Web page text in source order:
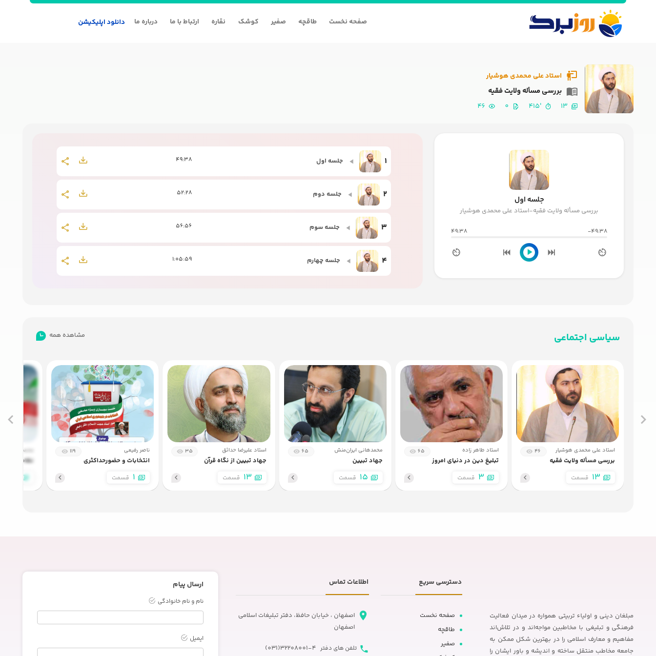
صفحه نخست طاقچه صفیر کوشک نقاره ارتباط با ما درباره ما دانلود اپلیکیشن
استاد علی محمدی هوشیار
بررسی مسأله ولایت فقیه
13
'415
0
46
جلسه اول
بررسی مسأله ولایت فقیه-استاد علی محمدی هوشیار
-49:38
49:38
1 جلسه اول 49:38
2 جلسه دوم 52:28
3 جلسه سوم 56:56
4 جلسه چهارم 1:05:59
جلسه هشتم 32:39
9 جلسه نهم
10
11
سیاسی اجتماعی مشاهده همه
استاد علی محمدی هوشیار 46
بررسی مسأله ولایت فقیه
13 قسمت
استاد طاهر زاده 65
تبلیغ دین در دنیای امروز
3 قسمت
محمدهانی ایران‌منش 65
جهاد تبیین
15 قسمت
استاد علیرضا حدائق 35
جهاد تبیین از نگاه قرآن
13 قسمت
ناصر رفیعی 119
انتخابات و حضورحداکثری
1 قسمت
محمد قطبی
نظام
مبلغان دینی و اولیاء تربیتی همواره در میدان فعالیت
فرهنگی و تبلیغی با مخاطبین مواجه‌اند و در تلاش‌اند
مفاهیم و معارف اسلامی را در بهترین شکل ممکن به
جامعه مخاطب منتقل ساخته و اندیشه و باور ایشان را
دسترسی سریع
صفحه نخست
طاقچه
صفیر
اطلاعات تماس
اصفهان ، خیابان حافظ، دفتر تبلیغات اسلامی
اصفهان
تلفن های دفتر 32208001-4(031)
ارسال پیام
نام و نام خانوادگی
ایمیل